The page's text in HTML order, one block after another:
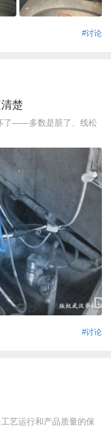
#讨论
楚
了——多数是脏了、线松
#讨论
艺运行和产品质量的保